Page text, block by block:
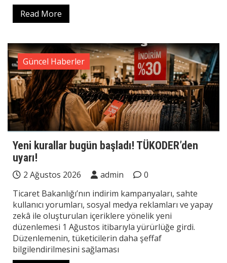
Read More
Güncel Haberler
Yeni kurallar bugün başladı! TÜKODER’den
uyarı!
2 Ağustos 2026 admin
0
Ticaret Bakanlığı’nın indirim kampanyaları, sahte
kullanıcı yorumları, sosyal medya reklamları ve yapay
zekâ ile oluşturulan içeriklere yönelik yeni
düzenlemesi 1 Ağustos itibarıyla yürürlüğe girdi.
Düzenlemenin, tüketicilerin daha şeffaf
bilgilendirilmesini sağlaması